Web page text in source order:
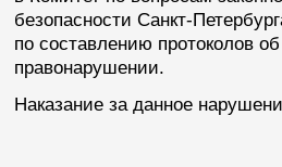
безопасности Санкт-
по составлению протоколов
правонарушении.
Наказание за данное